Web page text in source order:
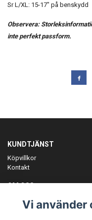
Sr L/XL: 15-17" på benskydd
Observera:
inte perfekt passform.
KUNDTJÄNST
Köpvillkor
Kontakt
OM OSS
ANMÄL DIG TILL VÅRT
Vi använder